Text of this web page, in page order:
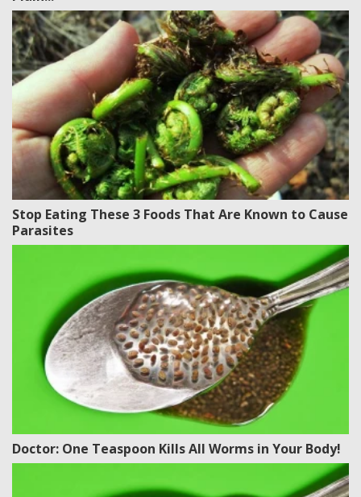
Stop Eating These 3 Foods That Are Known to Cause
Parasites
Doctor: One Teaspoon Kills All Worms in Your Body!